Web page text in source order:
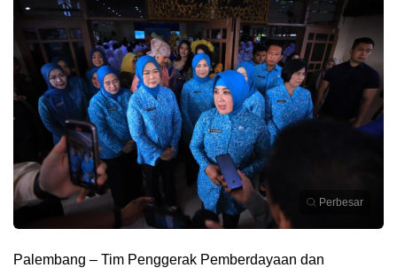
Perbesar
Palembang – Tim Penggerak Pemberdayaan dan